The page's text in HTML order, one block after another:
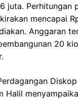
juta. Perhitungan
mencapai
Anggaran
20
Halil